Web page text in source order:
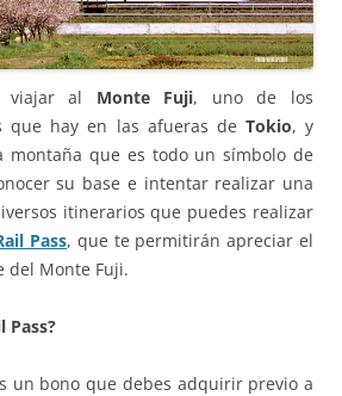
viajar al Monte Fuji, uno de los
que hay en las afueras de Tokio, y
montaña que es todo un símbolo de
su base e intentar realizar una
itinerarios que puedes realizar
Pass, que te permitirán apreciar el
del Monte Fuji.
Pass?
un bono que debes adquirir previo a